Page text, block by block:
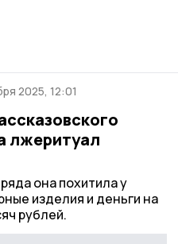
2025, 12:01
лжеритуал
она похитила у
изделия и деньги на
рублей.